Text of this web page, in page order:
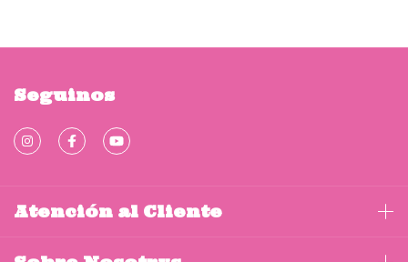
Seguinos
Atención al Cliente